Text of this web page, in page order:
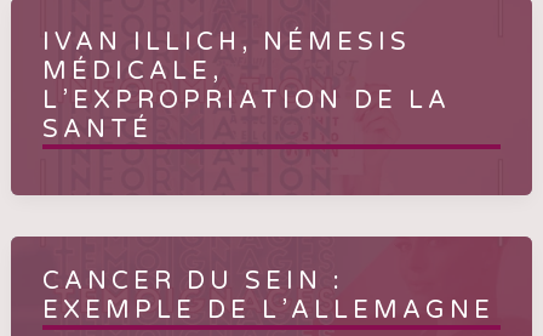
IVAN ILLICH, NÉMESIS
MÉDICALE,
L’EXPROPRIATION DE LA
SANTÉ
CANCER DU SEIN :
EXEMPLE DE L’ALLEMAGNE